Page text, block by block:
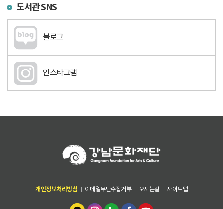
도서관 SNS
블로그
인스타그램
개인정보처리방침 이메일무단수집거부 오시는길 사이트맵